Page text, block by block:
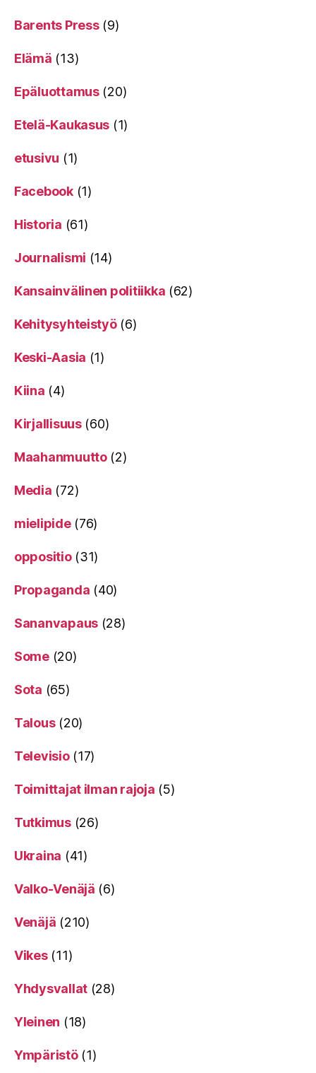
Barents Press(9)
Elämä (13)
Epäluottamus(20)
Etelä-Kaukasus (1)
etusivu (1)
Facebook(1)
Historia (61)
Journalismi (14)
Kansainvälinen politiikka (62)
Kehitysyhteistyö(6)
Keski-Aasia (1)
Kiina (4)
Kirjallisuus(60)
Maahanmuutto(2)
Media (72)
mielipide(76)
oppositio(31)
Propaganda (40)
Sananvapaus (28)
Some(20)
Sota (65)
Talous(20)
Televisio(17)
Toimittajat ilman rajoja (5)
Tutkimus(26)
Ukraina (41)
Valko-Venäjä (6)
Venäjä (210)
Vikes(11)
Yhdysvallat (28)
Yleinen (18)
Ympäristö(1)